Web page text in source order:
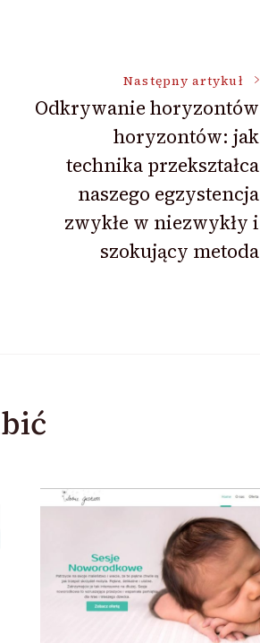
Następny artykuł
Odkrywanie horyzontów
horyzontów: jak
technika przekształca
naszego egzystencja
zwykłe w niezwykły i
szokujący metoda